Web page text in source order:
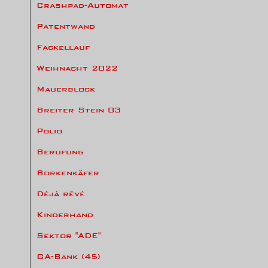
Crashpad-Automat
Patentwand
Fackellauf
Weihnacht 2022
Mauerblock
Breiter Stein 03
Polio
Berufung
Borkenkäfer
Déjà rêvé
Kinderhand
Sektor "ADE"
GA-Bank (45)